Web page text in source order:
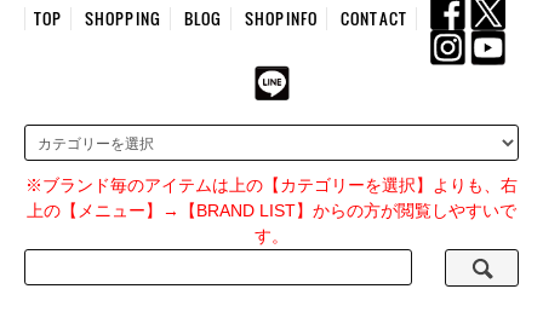
TOP SHOPPING BLOG SHOPINFO CONTACT
※ブランド毎のアイテムは上の【カテゴリーを選択】よりも、右
上の【メニュー】→【BRAND LIST】からの方が閲覧しやすいで
す。